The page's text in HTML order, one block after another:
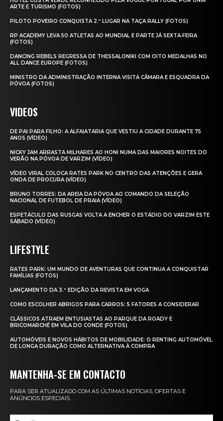
ARTE E TURISMO (FOTOS)
PILOTO POVEIRO CONQUISTA 2.º LUGAR NA TAÇA RALLY (FOTOS)
RP ACADEMY LEVA 50 ATLETAS AO MUNDIAL E PARTE JÁ SEXTA‑FEIRA
(FOTOS)
DANCING REBELS REGRESSA DE THESSALONIKI COM OITO MEDALHAS NO
ALL DANCE EUROPE (FOTOS)
MINISTRO DA ADMINISTRAÇÃO INTERNA VISITA CÂMARA E ESQUADRA DA
PÓVOA (FOTOS)
VIDEOS
DE PAI PARA FILHO: A ALFAIATARIA QUE VESTIU A CIDADE DURANTE 75
ANOS (VÍDEO)
NICKY JAM ARRASTA MILHARES AO HONI NUMA DAS MAIORES NOITES DO
VERÃO NA PÓVOA DE VARZIM (VÍDEO)
VÍDEO VIRAL COLOCA RATES PARK NO CENTRO DAS ATENÇÕES E GERA
ONDA DE PROCURA (VÍDEO)
BRUNO TORRES: DA AREIA DA PÓVOA AO COMANDO DA SELEÇÃO
NACIONAL DE FUTEBOL DE PRAIA (VÍDEO)
ESPETÁCULO DAS RUSGAS VOLTA A ENCHER O ESTÁDIO DO VARZIM ESTE
SÁBADO (VÍDEO)
LIFESTYLE
RATES PARK: UM MUNDO DE AVENTURAS QUE CONTINUA A CONQUISTAR
FAMÍLIAS (FOTOS)
LANÇAMENTO DA 3.ª EDIÇÃO DA REVISTA EM VOGA
COMO ESCOLHER ABRIGOS PARA CARROS: 5 FATORES A CONSIDERAR
CLÁSSICOS ATRAEM ENTUSIASTAS AO PARQUE DA ROADY E
BRICOMARCHÉ EM VILA DO CONDE (FOTOS)
AUTOMÓVEIS E NOVOS HÁBITOS DE MOBILIDADE: O RENTING AUTOMÓVEL
DE LONGA DURAÇÃO COMO ALTERNATIVA À COMPRA
MANTENHA-SE EM CONTACTO
PARA SER ATUALIZADO COM AS ÚLTIMAS NOTÍCIAS, OFERTAS E
ANÚNCIOS ESPECIAIS.